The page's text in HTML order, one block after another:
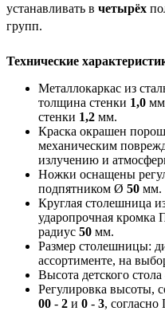
устанавливать в четырёх
групп.
Технические
Металлокаркас из
толщина стенки 1,0
стенки 1,2 мм.
Краска окрашен
механическим
излучению и
Ножки оснащены
подпятником Ø 50 мм.
Круглая столешница
ударопрочная кромка
радиус 50 мм.
Размер столешницы:
ассортименте, на
Высота детского стола
Регулировка высоты,
00 - 2 и 0 - 3,